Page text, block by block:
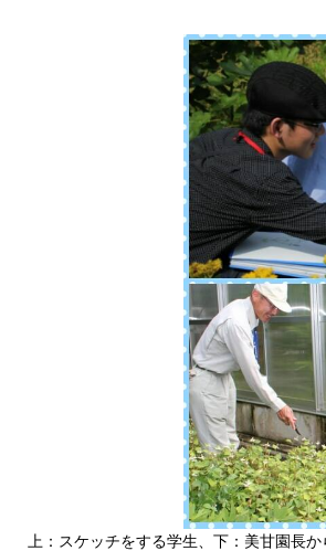
上：スケッチをする学生、下：美甘園長